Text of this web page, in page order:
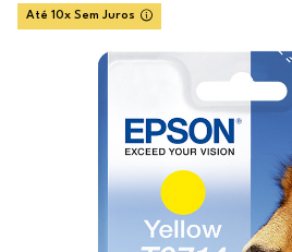
Até 10x Sem Juros